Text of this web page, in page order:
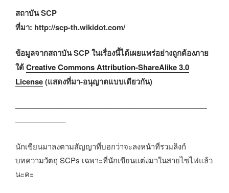
สถาบัน SCP
ที่มา: http://scp-th.wikidot.com/
ข้อมูลจากสถาบัน SCP ในเรื่องนี้ได้เผยแพร่อย่างถูกต้องภาย
ใต้Creative Commons Attribution-ShareAlike 3.0
License(แสดงที่มา-อนุญาตแบบเดียวกัน)
—————————————————————————
——————–
นักเขียนมาลงตามสัญญาที่บอกว่าจะลงหน้าที่รวมลิงก์
บทความวัตถุ SCPs เฉพาะที่นักเขียนแต่งมาในสายไซไฟแล้ว
นะคะ